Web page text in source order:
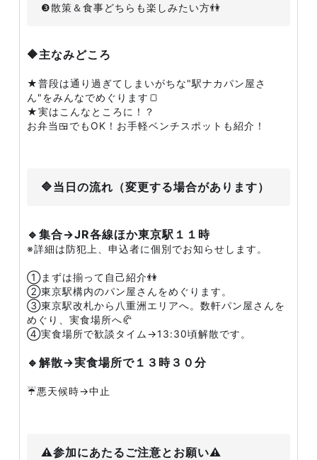
❸散策＆食事どちらも楽しみたい方👫
🔶主なみどころ
★普段は通り過ぎてしまいがちな"駅ナカパン屋さ
ん"をみんなでめぐります🍞
★実はこんなところに！？
お弁当🍱でもOK！お手軽ベンチスポットも紹介！
🔷当日の流れ（変更する場合があります）
🔹集合→JR各線ほか東京駅１１時
※詳細は防犯上、申込者に個別でお知らせします。
①まずは揃って自己紹介👫
②東京駅構内のパン屋さんをめぐります。
③東京駅改札から八重洲エリアへ。数軒パン屋さんを
めぐり、実食場所へ🥐
④実食場所で歓談タイム→13:30頃解散です。
🔹解散→実食場所で１３時３０分
☔️悪天候時→中止
⚠️参加にあたるご注意とお願い⚠️